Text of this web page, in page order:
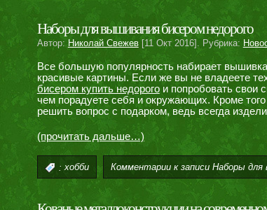
Наборы для вышивания бисером недорого
Автор: Николай Свежев[11 Окт 2016]. Рубрика:
Все большую популярность набирает
красивые картины. Если же вы не владеете
бисером купить недорогои попробовать свои
чем порадуете себя и окружающих. Кроме
решить вопрос с подарком, ведь всегда
(прочитать дальше…)
: хобби Комментариик записи Наборы для